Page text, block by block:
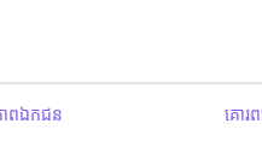
ពឯកជន គោរ